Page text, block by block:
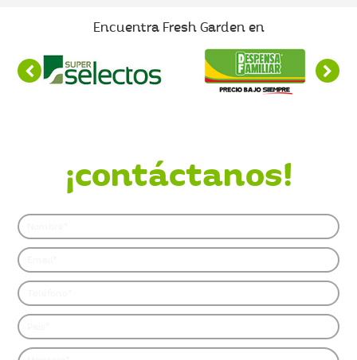
Encuentra Fresh Garden en
¡contáctanos!